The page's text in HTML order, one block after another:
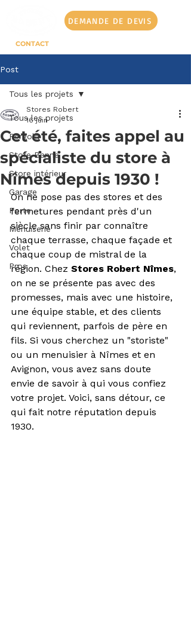
DEMANDE DE DEVIS
CONTACT
Post
Tous les projets
Pergola
Store Banne
Store intérieur
Garage
Porte
Menuiserie
Volet
Pros
Tous les projets
Cet été, faites appel au
spécialiste du store à
Nîmes depuis 1930 !
Stores Robert
16 juin
On ne pose pas des stores et des
fermetures pendant près d'un
siècle sans finir par connaître
chaque terrasse, chaque façade et
chaque coup de mistral de la
région. Chez Stores Robert Nîmes,
on ne se présente pas avec des
promesses, mais avec une histoire,
une équipe stable, et des clients
qui reviennent, parfois de père en
fils. Si vous cherchez un "storiste"
ou un menuisier à Nîmes et en
Avignon, vous avez sans doute
envie de savoir à qui vous confiez
votre projet. Voici, sans détour, ce
qui fait notre réputation depuis
1930.